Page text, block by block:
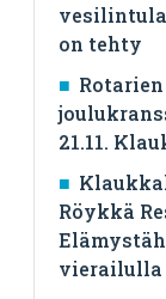
on tehty
Rotarien
21.11.
Röykkä
vierailulla